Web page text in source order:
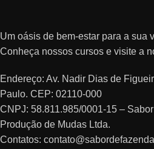
Um oásis de bem-estar para a sua
Conheça nossos cursos e visite a
Endereço: Av. Nadir Dias de
Paulo. CEP: 02110-000
CNPJ: 58.811.985/0001-15 –
Produção de Mudas Ltda.
Contatos: